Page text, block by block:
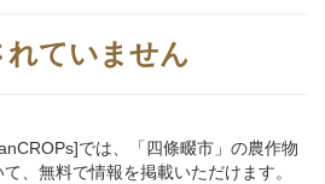
れていません
では、「四條畷市」の農作物
、無料で情報を掲載いただけます。